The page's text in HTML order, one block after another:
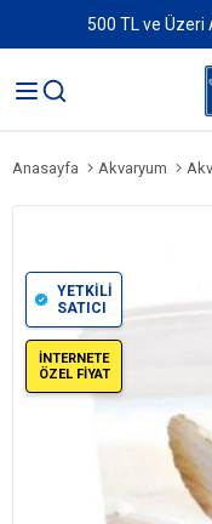
500 TL ve Üzeri
Anasayfa Akvaryum
YETKİLİ
SATICI
İNTERNETE
ÖZEL FİYAT